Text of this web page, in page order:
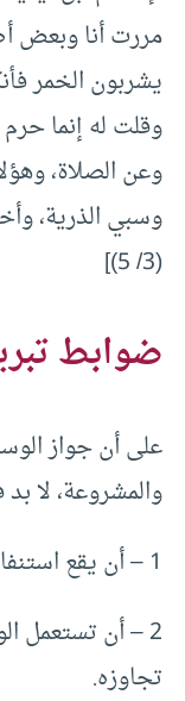
مررت أنا وبعض
يشربون الخمر
وقلت له إنما حرم
وعن الصلاة،
وسبي الذرية،
(3/ 5)]
ضوابط
على أن جواز
والمشروعة، لا
1 – أن يقع استنفاد الوسائل المشروعة أو تعذرها.
2 – أن تستعمل
تجاوزه.